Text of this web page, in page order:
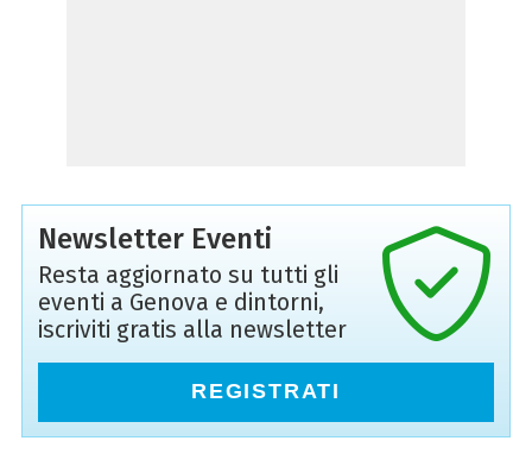
Newsletter Eventi
Resta aggiornato su tutti gli
eventi a Genova e dintorni,
iscriviti gratis alla newsletter
REGISTRATI